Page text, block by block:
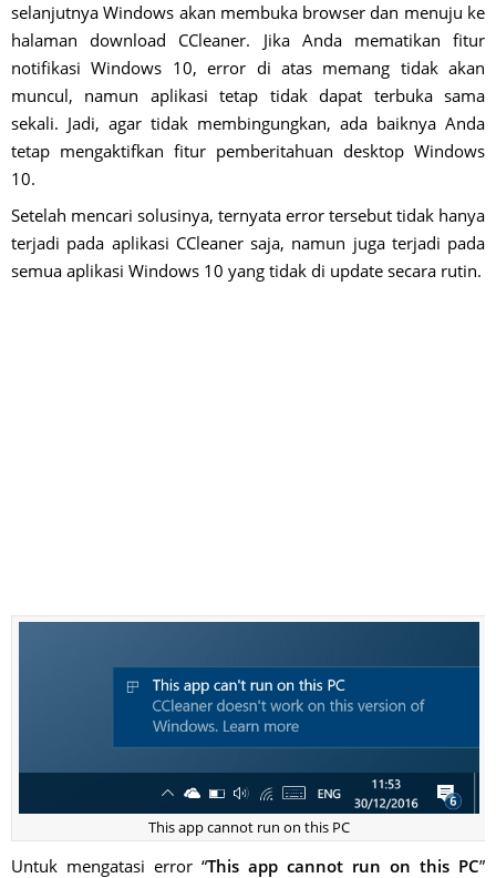
selanjutnya Windows akan membuka browser dan menuju ke
halaman download CCleaner. Jika Anda mematikan fitur
notifikasi Windows 10, error di atas memang tidak akan
muncul, namun aplikasi tetap tidak dapat terbuka sama
sekali. Jadi, agar tidak membingungkan, ada baiknya Anda
tetap mengaktifkan fitur pemberitahuan desktop Windows
10.
Setelah mencari solusinya, ternyata error tersebut tidak hanya
terjadi pada aplikasi CCleaner saja, namun juga terjadi pada
semua aplikasi Windows 10 yang tidak di update secara rutin.
This app cannot run on this PC
Untuk mengatasi error “This app cannot run on this PC”